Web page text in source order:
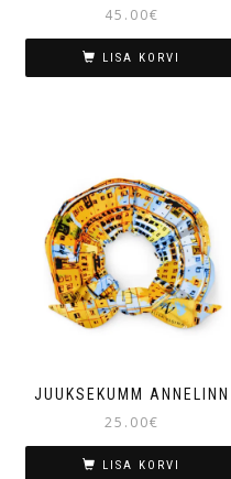
45.00€
LISA KORVI
JUUKSEKUMM ANNELINN
25.00€
LISA KORVI